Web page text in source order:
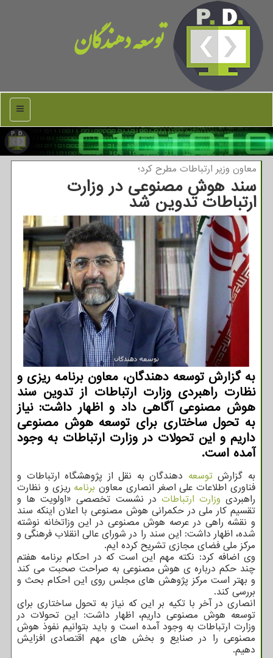
توسعه دهندگان
منو
معاون وزیر ارتباطات مطرح كرد؛
سند هوش مصنوعی در وزارت
ارتباطات تدوین شد
به گزارش توسعه دهندگان، معاون برنامه ریزی و
نظارت راهبردی وزارت ارتباطات از تدوین سند
هوش مصنوعی آگاهی داد و اظهار داشت: نیاز
به تحول ساختاری برای توسعه هوش مصنوعی
داریم و این تحولات در وزارت ارتباطات به وجود
آمده است.
به گزارشتوسعه دهندگان به نقل از پژوهشگاه ارتباطات و
فناوری اطلاعات علی اصغر انصاری معاون برنامه ریزی و نظارت
راهبردی وزارت ارتباطات در نشست تخصصی «اولویت ها و
تقسیم کار ملی در حکمرانی هوش مصنوعی با اعلان اینکه سند
و نقشه راهی در عرصه هوش مصنوعی در این وزاتخانه نوشته
شده، اظهار داشت: این سند را در شورای عالی انقلاب فرهنگی و
مرکز ملی فضای مجازی تشریح کرده ایم.
وی اضافه کرد: نکته مهم این است که در احکام برنامه هفتم
چند حکم درباره ی هوش مصنوعی به صراحت صحبت می کند
و بهتر است مرکز پژوهش های مجلس روی این احکام بحث و
بررسی کند.
انصاری در آخر با تکیه بر این که نیاز به تحول ساختاری برای
توسعه هوش مصنوعی داریم، اظهار داشت: این تحولات در
وزارت ارتباطات به وجود آمده است و باید بتوانیم نفوذ هوش
مصنوعی را در صنایع و بخش های مهم اقتصادی افزایش
دهیم.